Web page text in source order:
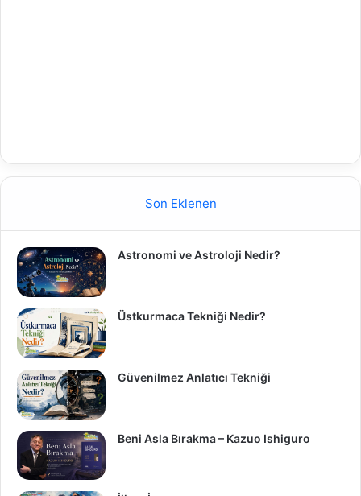
Son Eklenen
Astronomi ve Astroloji Nedir?
Üstkurmaca Tekniği Nedir?
Güvenilmez Anlatıcı Tekniği
Beni Asla Bırakma – Kazuo Ishiguro